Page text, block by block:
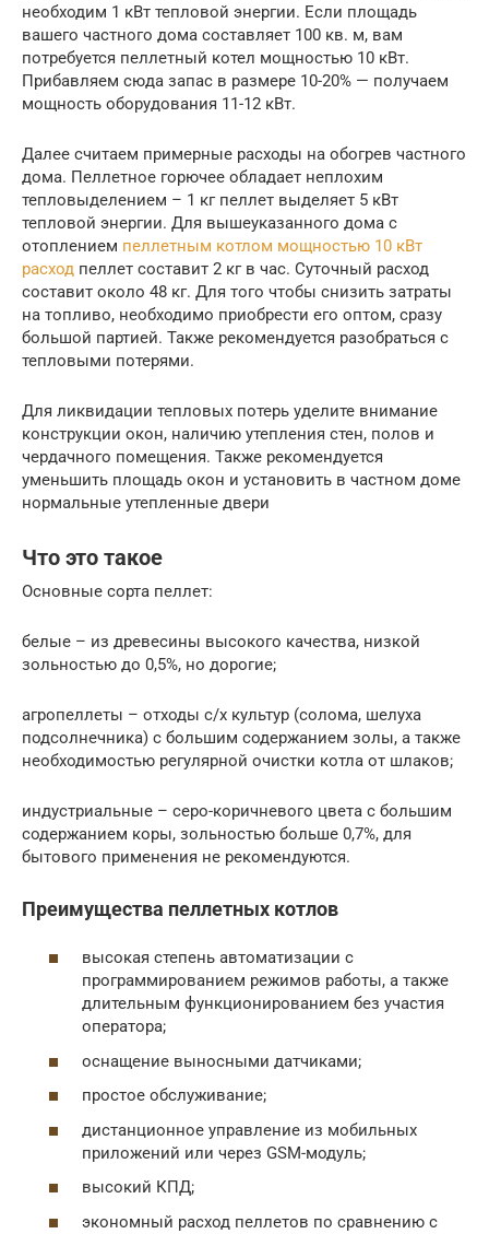
необходим 1 кВт тепловой энергии. Если площадь
вашего частного дома составляет 100 кв. м, вам
потребуется пеллетный котел мощностью 10 кВт.
Прибавляем сюда запас в размере 10-20% — получаем
мощность оборудования 11-12 кВт.
Далее считаем примерные расходы на обогрев частного
дома. Пеллетное горючее обладает неплохим
тепловыделением – 1 кг пеллет выделяет 5 кВт
тепловой энергии. Для вышеуказанного дома с
отоплением пеллетным котлом мощностью 10 кВт
расход пеллет составит 2 кг в час. Суточный расход
составит около 48 кг. Для того чтобы снизить затраты
на топливо, необходимо приобрести его оптом, сразу
большой партией. Также рекомендуется разобраться с
тепловыми потерями.
Для ликвидации тепловых потерь уделите внимание
конструкции окон, наличию утепления стен, полов и
чердачного помещения. Также рекомендуется
уменьшить площадь окон и установить в частном доме
нормальные утепленные двери
Что это такое
Основные сорта пеллет:
белые – из древесины высокого качества, низкой
зольностью до 0,5%, но дорогие;
агропеллеты – отходы с/х культур (солома, шелуха
подсолнечника) с большим содержанием золы, а также
необходимостью регулярной очистки котла от шлаков;
индустриальные – серо-коричневого цвета с большим
содержанием коры, зольностью больше 0,7%, для
бытового применения не рекомендуются.
Преимущества пеллетных котлов
высокая степень автоматизации с
программированием режимов работы, а также
длительным функционированием без участия
оператора;
оснащение выносными датчиками;
простое обслуживание;
дистанционное управление из мобильных
приложений или через GSM-модуль;
высокий КПД;
экономный расход пеллетов по сравнению с